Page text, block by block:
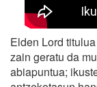
Elden Lord
zain geratu da
abiapuntua;